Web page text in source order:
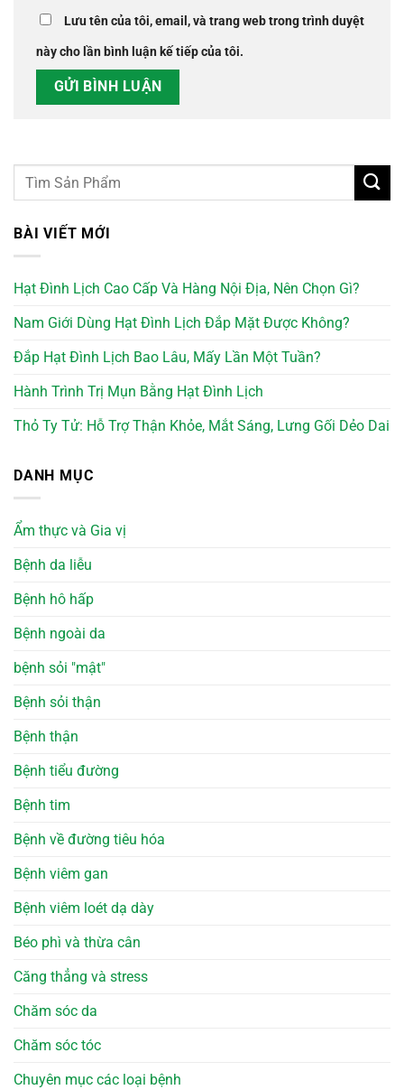
Lưu tên của tôi, email, và trang web trong trình duyệt
này cho lần bình luận kế tiếp của tôi.
BÀI VIẾT MỚI
Hạt Đình Lịch Cao Cấp Và Hàng Nội Địa, Nên Chọn Gì?
Nam Giới Dùng Hạt Đình Lịch Đắp Mặt Được Không?
Đắp Hạt Đình Lịch Bao Lâu, Mấy Lần Một Tuần?
Hành Trình Trị Mụn Bằng Hạt Đình Lịch
Thỏ Ty Tử: Hỗ Trợ Thận Khỏe, Mắt Sáng, Lưng Gối Dẻo Dai
DANH MỤC
Ẩm thực và Gia vị
Bệnh da liễu
Bệnh hô hấp
Bệnh ngoài da
bệnh sỏi "mật"
Bệnh sỏi thận
Bệnh thận
Bệnh tiểu đường
Bệnh tim
Bệnh về đường tiêu hóa
Bệnh viêm gan
Bệnh viêm loét dạ dày
Béo phì và thừa cân
Căng thẳng và stress
Chăm sóc da
Chăm sóc tóc
Chuyên mục các loại bệnh